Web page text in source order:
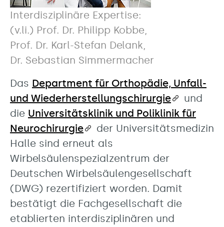
Interdisziplinäre Expertise:
(v.li.) Prof. Dr. Philipp Kobbe,
Prof. Dr. Karl-Stefan Delank,
Dr. Sebastian Simmermacher
Das Department für Orthopädie, Unfall-
und Wiederherstellungschirurgie
und
die Universitätsklinik und Poliklinik für
Neurochirurgie
der Universitätsmedizin
Halle sind erneut als
Wirbelsäulenspezialzentrum der
Deutschen Wirbelsäulengesellschaft
(DWG) rezertifiziert worden. Damit
bestätigt die Fachgesellschaft die
etablierten interdisziplinären und